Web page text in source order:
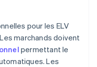
pour les ELV
marchands doivent
permettant le
Les